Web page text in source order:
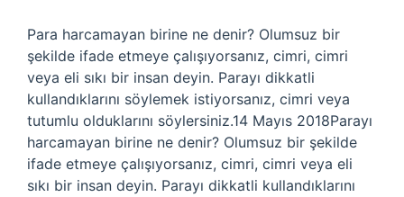
Para harcamayan birine ne denir? Olumsuz bir
şekilde ifade etmeye çalışıyorsanız, cimri, cimri
veya eli sıkı bir insan deyin. Parayı dikkatli
kullandıklarını söylemek istiyorsanız, cimri veya
tutumlu olduklarını söylersiniz.14 Mayıs 2018Parayı
harcamayan birine ne denir? Olumsuz bir şekilde
ifade etmeye çalışıyorsanız, cimri, cimri veya eli
sıkı bir insan deyin. Parayı dikkatli kullandıklarını